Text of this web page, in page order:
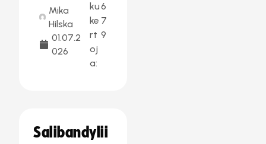
Mika
Hilska
01.07.2
026
ku
ke
rt
oj
a:
6
7
9
Salibandylii